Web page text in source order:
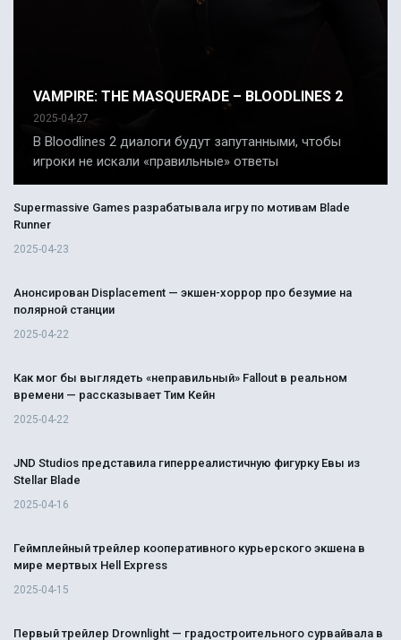
VAMPIRE: THE MASQUERADE – BLOODLINES 2
2025-04-27
В Bloodlines 2 диалоги будут запутанными, чтобы
игроки не искали «правильные» ответы
Supermassive Games разрабатывала игру по мотивам Blade
Runner
2025-04-23
Анонсирован Displacement — экшен-хоррор про безумие на
полярной станции
2025-04-22
Как мог бы выглядеть «неправильный» Fallout в реальном
времени — рассказывает Тим Кейн
2025-04-22
JND Studios представила гиперреалистичную фигурку Евы из
Stellar Blade
2025-04-16
Геймплейный трейлер кооперативного курьерского экшена в
мире мертвых Hell Express
2025-04-15
Первый трейлер Drownlight — градостроительного сурвайвала в